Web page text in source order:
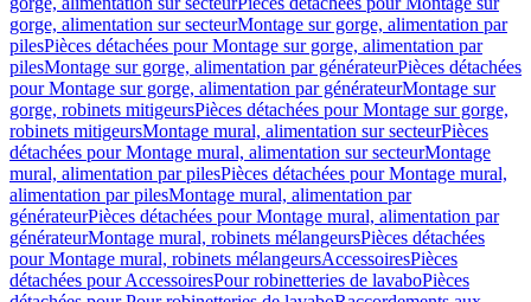
gorge, alimentation sur secteurMontage sur gorge, alimentation par
pilesPièces détachées pour Montage sur gorge, alimentation par
pilesMontage sur gorge, alimentation par générateurPièces détachées
pour Montage sur gorge, alimentation par générateurMontage sur
gorge, robinets mitigeursPièces détachées pour Montage sur gorge,
robinets mitigeursMontage mural, alimentation sur secteurPièces
détachées pour Montage mural, alimentation sur secteurMontage
mural, alimentation par pilesPièces détachées pour Montage mural,
alimentation par pilesMontage mural, alimentation par
générateurPièces détachées pour Montage mural, alimentation par
générateurMontage mural, robinets mélangeursPièces détachées
pour Montage mural, robinets mélangeursAccessoiresPièces
détachées pour AccessoiresPour robinetteries de lavaboPièces